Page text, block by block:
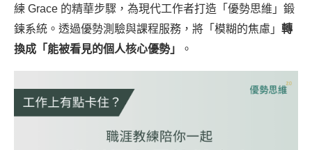
練 Grace 的精華步驟，為現代工作者打造「優勢思維」鍛
鍊系統。透過優勢測驗與課程服務，將「模糊的焦慮」 轉
換成「能被看見的個人核心優勢」
。